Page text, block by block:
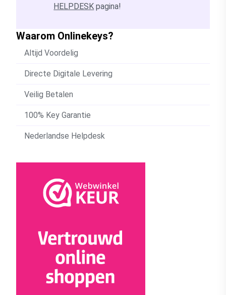
HELPDESK pagina!
Waarom Onlinekeys?
Altijd Voordelig
Directe Digitale Levering
Veilig Betalen
100% Key Garantie
Nederlandse Helpdesk